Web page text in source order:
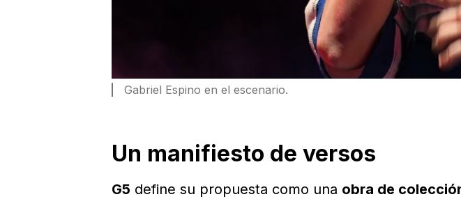
Gabriel Espino en el escenario.
Un manifiesto de versos
G5 define su propuesta como una obra de